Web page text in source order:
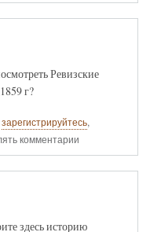
Ревизские
г?
зарегистрируйтесь,
комментарии
здесь историю